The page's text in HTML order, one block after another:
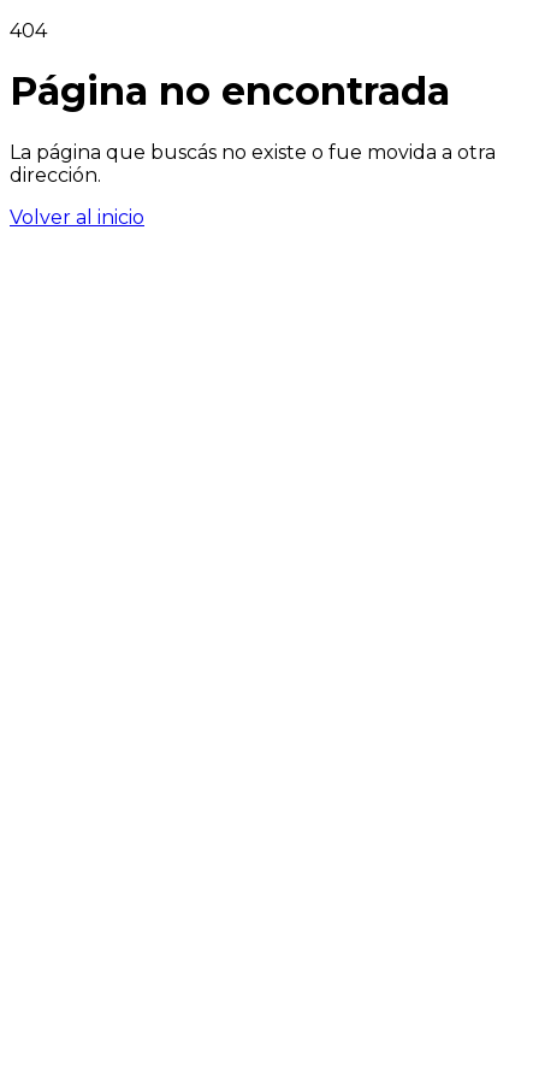
404
Página no encontrada
La página que buscás no existe o fue movida a otra
dirección.
Volver al inicio